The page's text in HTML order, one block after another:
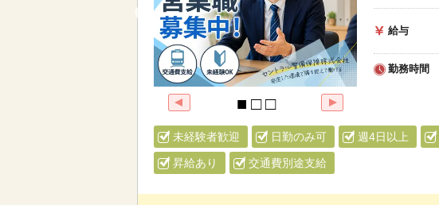
給与
勤務時間
未経験者歓迎 日勤のみ可 週4日以上
昇給あり 交通費別途支給